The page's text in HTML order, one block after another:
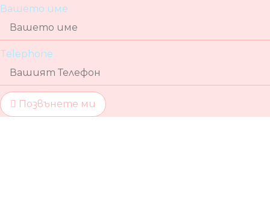
Вашето име
Telephone
Позвънете ми